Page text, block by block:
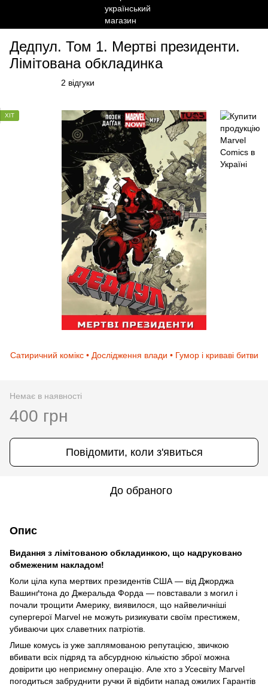
Дедпул. Том 1. Мертві президенти.
Лімітована обкладинка
2 відгуки
ХІТ
Сатиричний комікс • Дослідження влади • Гумор і криваві битви
Немає в наявності
400 грн
Повідомити, коли з'явиться
До обраного
Опис
Видання з лімітованою обкладинкою, що надруковано
обмеженим накладом!
Коли ціла купа мертвих президентів США — від Джорджа
Вашинґтона до Джеральда Форда — повставали з могил і
почали трощити Америку, виявилося, що найвеличніші
супергерої Marvel не можуть ризикувати своїм престижем,
убиваючи цих славетних патріотів.
Лише комусь із уже заплямованою репутацією, звичкою
вбивати всіх підряд та абсурдною кількістю зброї можна
довірити цю неприємну операцію. Але хто з Усесвіту Marvel
погодиться забруднити ручки й відбити напад ожилих Гарантів